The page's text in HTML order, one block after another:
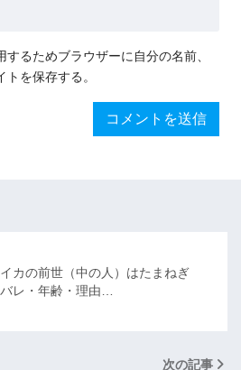
るためブラウザーに自分の名前、
トを保存する。
カの前世（中の人）はたまねぎ
レ・年齢・理由…
次の記事